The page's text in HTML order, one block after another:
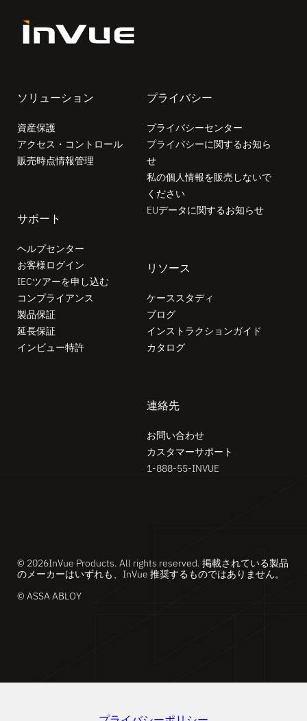
ソリューション
資産保護
アクセス・コントロール
販売時点情報管理
サポート
ヘルプセンター
お客様ログイン
IECツアーを申し込む
コンプライアンス
製品保証
延長保証
インビュー特許
プライバシー
プライバシーセンター
プライバシーに関するお知ら
せ
私の個人情報を販売しないで
ください
EUデータに関するお知らせ
リソース
ケーススタディ
ブログ
インストラクションガイド
カタログ
連絡先
お問い合わせ
カスタマーサポート
1-888-55-INVUE
© 2026InVue Products. All rights reserved. 掲載されている製品
のメーカーはいずれも、InVue 推奨するものではありません。
© ASSA ABLOY